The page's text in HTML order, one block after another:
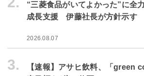
“三菱食品がいてよかった”に
成長支援 伊藤社長が方針示す
2026.08.07
3.
【速報】アサヒ飲料、「green